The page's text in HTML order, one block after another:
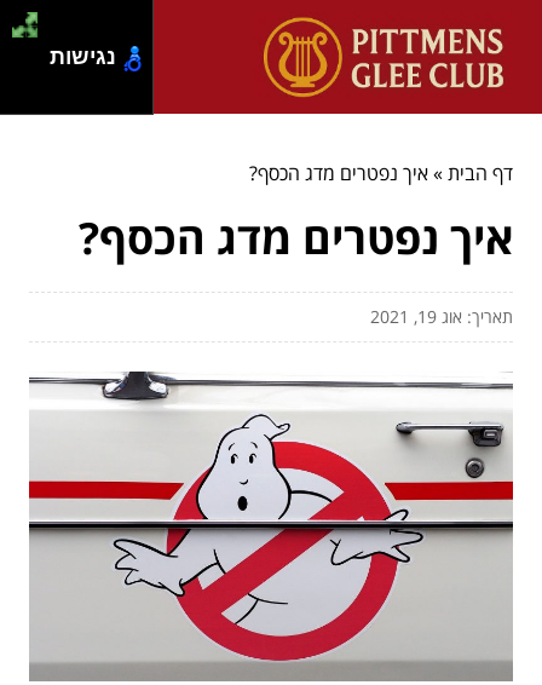
דף הבית»איך נפטרים מדג הכסף?
איך נפטרים מדג הכסף?
תאריך: אוג 19, 2021
נגישות